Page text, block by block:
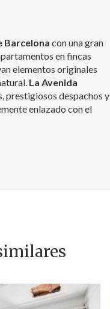
Barcelona con una gran
en fincas
elementos originales
La Avenida
prestigiosos despachos y
enlazado con el